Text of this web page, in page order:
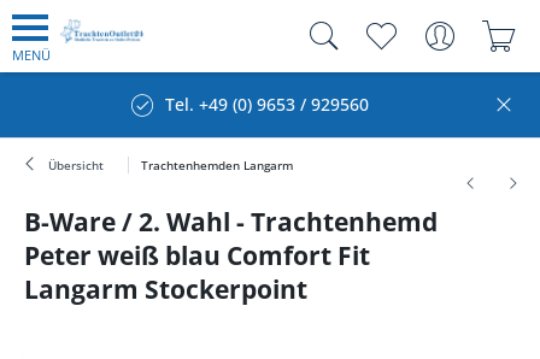
MENÜ
Tel. +49 (0) 9653 / 929560
Übersicht Trachtenhemden Langarm
B-Ware / 2. Wahl - Trachtenhemd
Peter weiß blau Comfort Fit
Langarm Stockerpoint